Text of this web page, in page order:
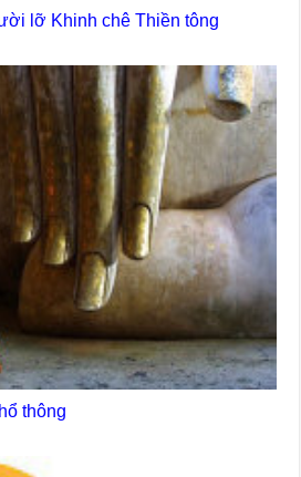
lỡ Khinh chê Thiền tông
thông